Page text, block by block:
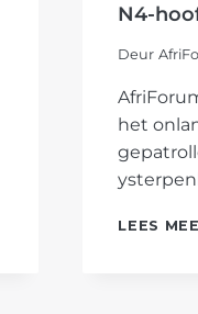
N4-
Deur
het
LEES